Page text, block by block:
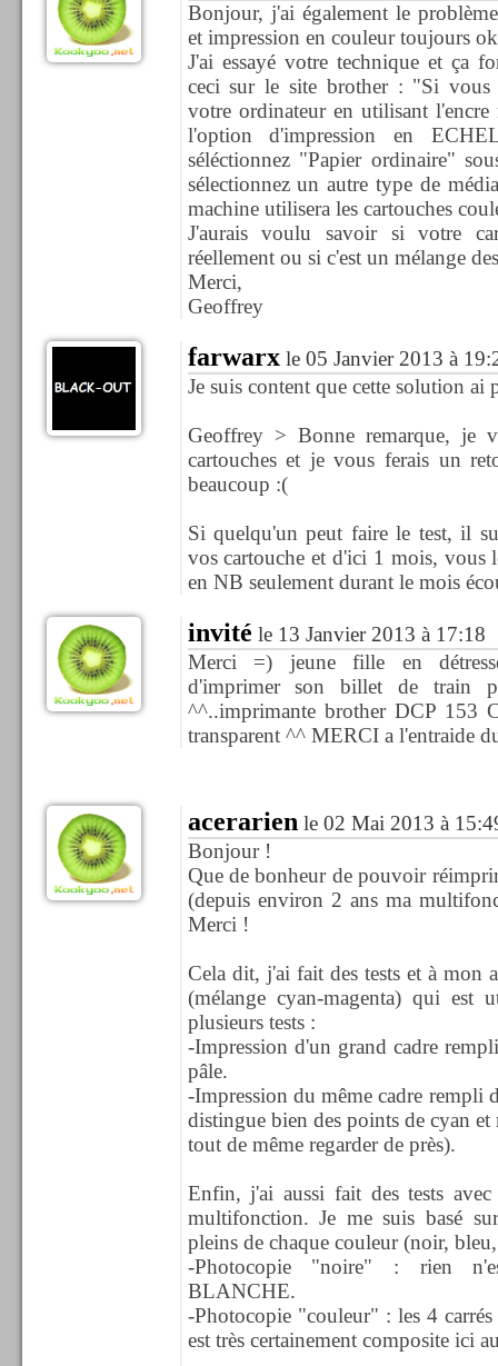
Bonjour, j'ai également le
et impression en couleur toujours
J'ai essayé votre technique et ça
ceci sur le site brother : "Si vous
votre ordinateur en utilisant
l'option d'impression en
séléctionnez "Papier ordinaire"
sélectionnez un autre type de
machine utilisera les cartouches
J'aurais voulu savoir si votre
réellement ou si c'est un mélange
Merci,
Geoffrey
farwarxle 05 Janvier 2013 à
Je suis content que cette solution ai
Geoffrey > Bonne remarque, je
cartouches et je vous ferais un
beaucoup :(
Si quelqu'un peut faire le test, il
vos cartouche et d'ici 1 mois, vous
en NB seulement durant le mois
invité le 13 Janvier 2013 à 17:18
Merci =) jeune fille en détresse
d'imprimer son billet de train
^^..imprimante brother DCP 153
transparent ^^ MERCI a l'entraide
acerarien le 02 Mai 2013 à
Bonjour !
Que de bonheur de pouvoir
(depuis environ 2 ans ma
Merci !
Cela dit, j'ai fait des tests et à mon
(mélange cyan-magenta) qui est
plusieurs tests :
-Impression d'un grand cadre
pâle.
-Impression du même cadre rempli
distingue bien des points de cyan
tout de même regarder de près).
Enfin, j'ai aussi fait des tests
multifonction. Je me suis basé
pleins de chaque couleur (noir,
-Photocopie "noire" : rien
BLANCHE.
-Photocopie "couleur" : les 4
est très certainement composite ici